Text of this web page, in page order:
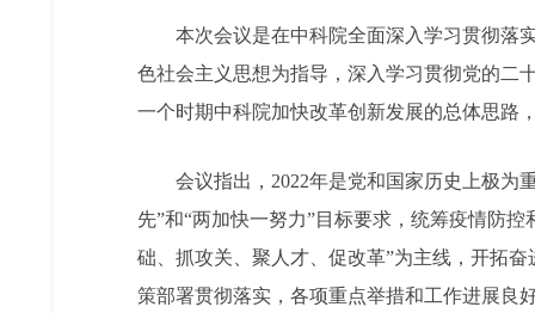
本次会议是在中科院全面深入学习贯彻落实
色社会主义思想为指导，深入学习贯彻党的二
一个时期中科院加快改革创新发展的总体思路
会议指出，2022年是党和国家历史上极为重
先”和“两加快一努力”目标要求，统筹疫情防
础、抓攻关、聚人才、促改革”为主线，开拓
策部署贯彻落实，各项重点举措和工作进展良